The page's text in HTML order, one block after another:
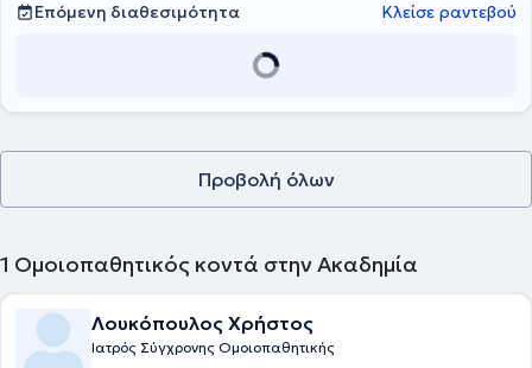
Επόμενη διαθεσιμότητα
Κλείσε ραντεβού
Προβολή όλων
1 Ομοιοπαθητικός κοντά στην Ακαδημία
Λουκόπουλος Χρήστος
Ιατρός Σύγχρονης Ομοιοπαθητικής